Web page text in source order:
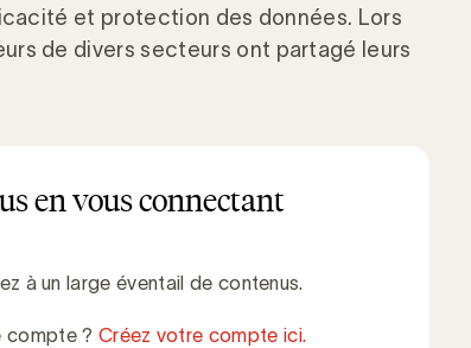
et protection des données. Lors
de divers secteurs ont partagé leurs
en vous connectant
à un large éventail de contenus.
compte ? Créez votre compte ici.